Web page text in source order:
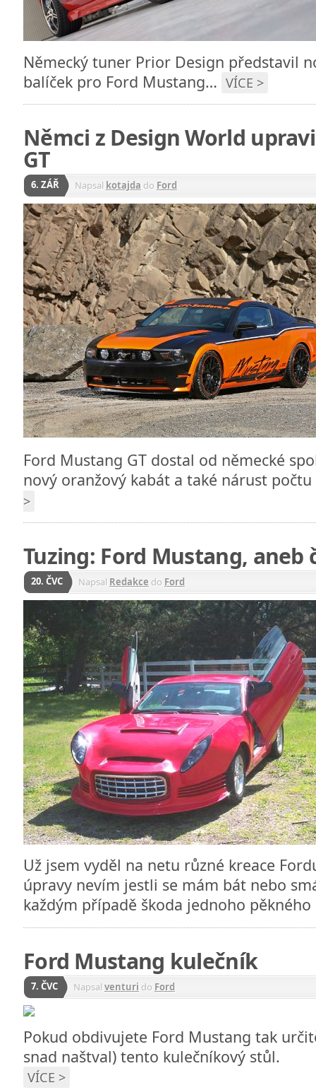
Německý tuner Prior Design představil
balíček pro Ford Mustang… VÍCE >
Němci z Design World
GT
6. ZÁŘ Napsal kotajda do Ford
Ford Mustang GT dostal od německé
nový oranžový kabát a také nárust
>
Tuzing: Ford Mustang, aneb
20. ČVC Napsal Redakce do Ford
Už jsem vyděl na netu různé kreace
úpravy nevím jestli se mám bát nebo
každým případě škoda jednoho
Ford Mustang kulečník
7. ČVC Napsal venturi do Ford
Pokud obdivujete Ford Mustang tak
snad naštval) tento kulečníkový stůl.
VÍCE >